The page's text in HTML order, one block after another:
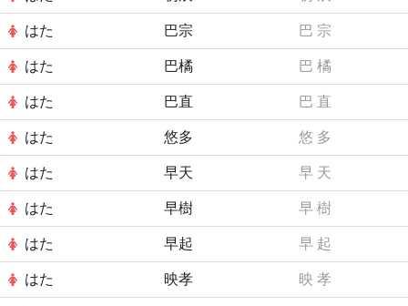
はた 巴宗 巴 宗
はた 巴橘 巴 橘
はた 巴直 巴 直
はた 悠多 悠 多
はた 早天 早 天
はた 早樹 早 樹
はた 早起 早 起
はた 映孝 映 孝